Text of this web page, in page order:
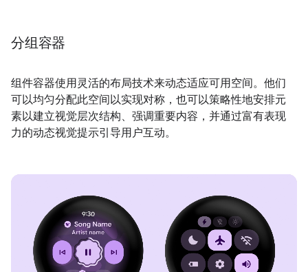
分组容器
组件容器使用灵活的布局技术来动态适应可用空间。他们
可以均匀分配此空间以实现对称，也可以策略性地安排元
素以建立视觉层次结构、强调重要内容，并通过富有表现
力的动态视觉提示引导用户互动。